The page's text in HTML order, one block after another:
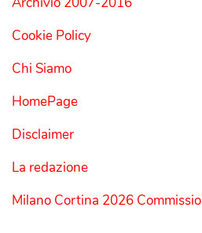
Cookie Policy
Chi Siamo
HomePage
Disclaimer
La redazione
Milano Cortina 2026